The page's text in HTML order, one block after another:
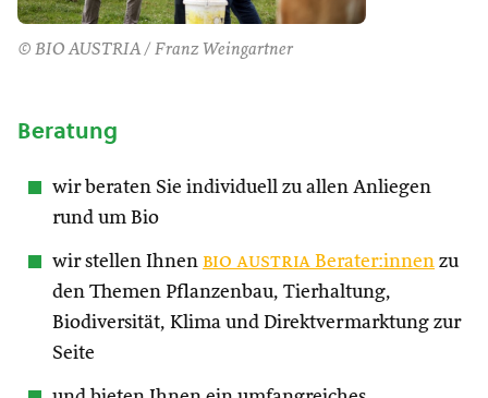
© BIO AUSTRIA / Franz Weingartner
Beratung
wir beraten Sie individuell zu allen Anliegen
rund um Bio
wir stellen Ihnen bio austria Berater:innen zu
den Themen Pflanzenbau, Tierhaltung,
Biodiversität, Klima und Direktvermarktung zur
Seite